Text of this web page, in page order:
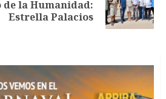
la Humanidad:
Estrella Palacios